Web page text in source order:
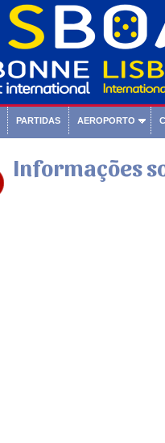
PARTIDAS AEROPORTO
Informações